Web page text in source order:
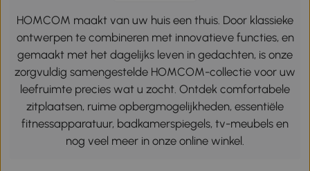
HOMCOM maakt van uw huis een thuis. Door klassieke
ontwerpen te combineren met innovatieve functies, en
gemaakt met het dagelijks leven in gedachten, is onze
zorgvuldig samengestelde HOMCOM-collectie voor uw
leefruimte precies wat u zocht. Ontdek comfortabele
zitplaatsen, ruime opbergmogelijkheden, essentiële
fitnessapparatuur, badkamerspiegels, tv-meubels en
nog veel meer in onze online winkel.